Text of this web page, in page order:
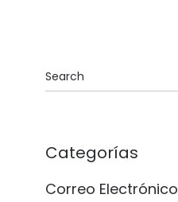
Categorías
Correo Electrónico